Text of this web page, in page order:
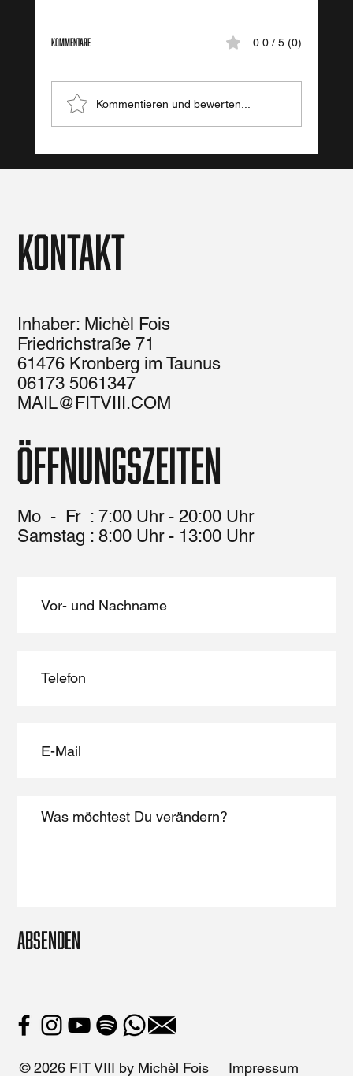
Achtsame Ernährungsleitfäden
Kommentare 0.0 / 5 (0)
Kommentieren und bewerten...
Kontakt
Inhaber: Michèl Fois
Friedrichstraße 71
61476 Kronberg im Taunus
06173 5061347
MAIL@FITVIII.COM
Öffnungszeiten
Mo - Fr : 7:00 Uhr - 20:00 Uhr
​​Samstag : 8:00 Uhr - 13:00 Uhr
© 2026 FIT VIII by Michèl Fois Impressum
Absenden